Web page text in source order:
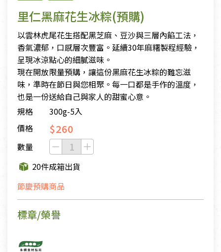
里仁黑麻花生冰粽(預購)
以雲林虎尾花生搭配黑芝麻、豆沙與三層內餡工法，
香氣濃郁，口感層次豐富。延續30年麻糬製程經驗，
呈現冰涼點心的細膩滋味。
現在開放限量預購，讓這份黑麻花生冰粽的難忘滋
味，準時在節日與您相聚。每一口都是手作的溫度，
也是一份送給自己與家人的甜蜜心意。
規格
300g-5入
價格
$260
數量
20件成箱出貨
節慶預購商品
標章/榮譽